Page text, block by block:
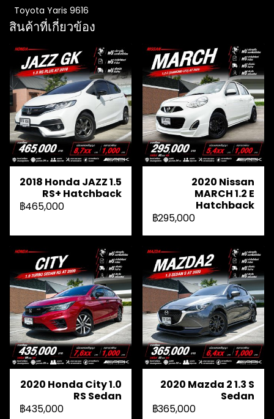
Toyota Yaris 9616
สินค้าที่เกี่ยวข้อง
2018 Honda JAZZ 1.5
RS+ Hatchback
฿465,000
2020 Nissan
MARCH 1.2 E
Hatchback
฿295,000
2020 Honda City 1.0
RS Sedan
฿435,000
2020 Mazda 2 1.3 S
Sedan
฿365,000